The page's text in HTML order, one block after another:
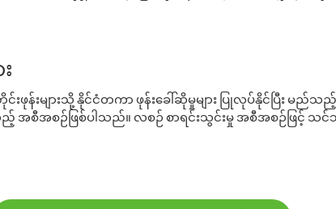
းဖုန်းများသို့ နိုင်ငံတကာ ဖုန်းခေါ်ဆိုမှုများ ပြုလုပ်နိုင်ပြီး
စီအစဉ်ဖြစ်ပါသည်။ လစဉ် စာရင်းသွင်းမှု အစီအစဉ်ဖြင့် သင်